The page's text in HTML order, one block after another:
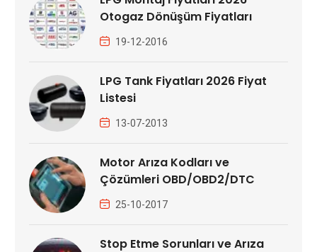
Otogaz Dönüşüm Fiyatları
19-12-2016
LPG Tank Fiyatları 2026 Fiyat
Listesi
13-07-2013
Motor Arıza Kodları ve
Çözümleri OBD/OBD2/DTC
25-10-2017
Stop Etme Sorunları ve Arıza